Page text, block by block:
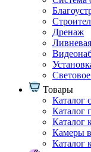
Дренаж
Товары
Каталог
Каталог
Каталог
Камеры
Каталог